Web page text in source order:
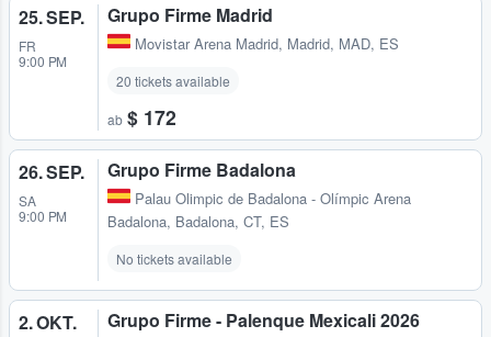
25. SEP.
FR
9:00 PM
Grupo Firme Madrid
Movistar Arena Madrid, Madrid, MAD, ES
20 tickets available
ab $ 172
26. SEP.
SA
9:00 PM
Grupo Firme Badalona
Palau Olimpic de Badalona - Olímpic Arena
Badalona, Badalona, CT, ES
No tickets available
2. OKT. Grupo Firme - Palenque Mexicali 2026